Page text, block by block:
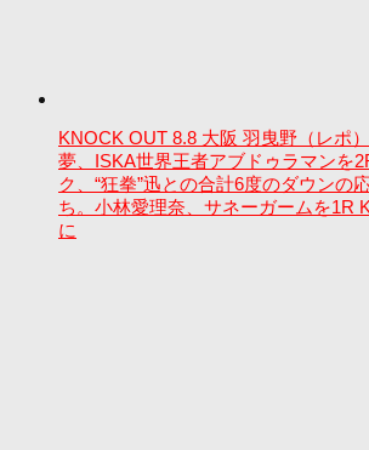
KNOCK OUT 8.8 大阪 羽曳野（レポ
夢、ISKA世界王者アブドゥラマンを
ク、“狂拳”迅との合計6度のダウンの
ち。小林愛理奈、サネーガームを1R
に